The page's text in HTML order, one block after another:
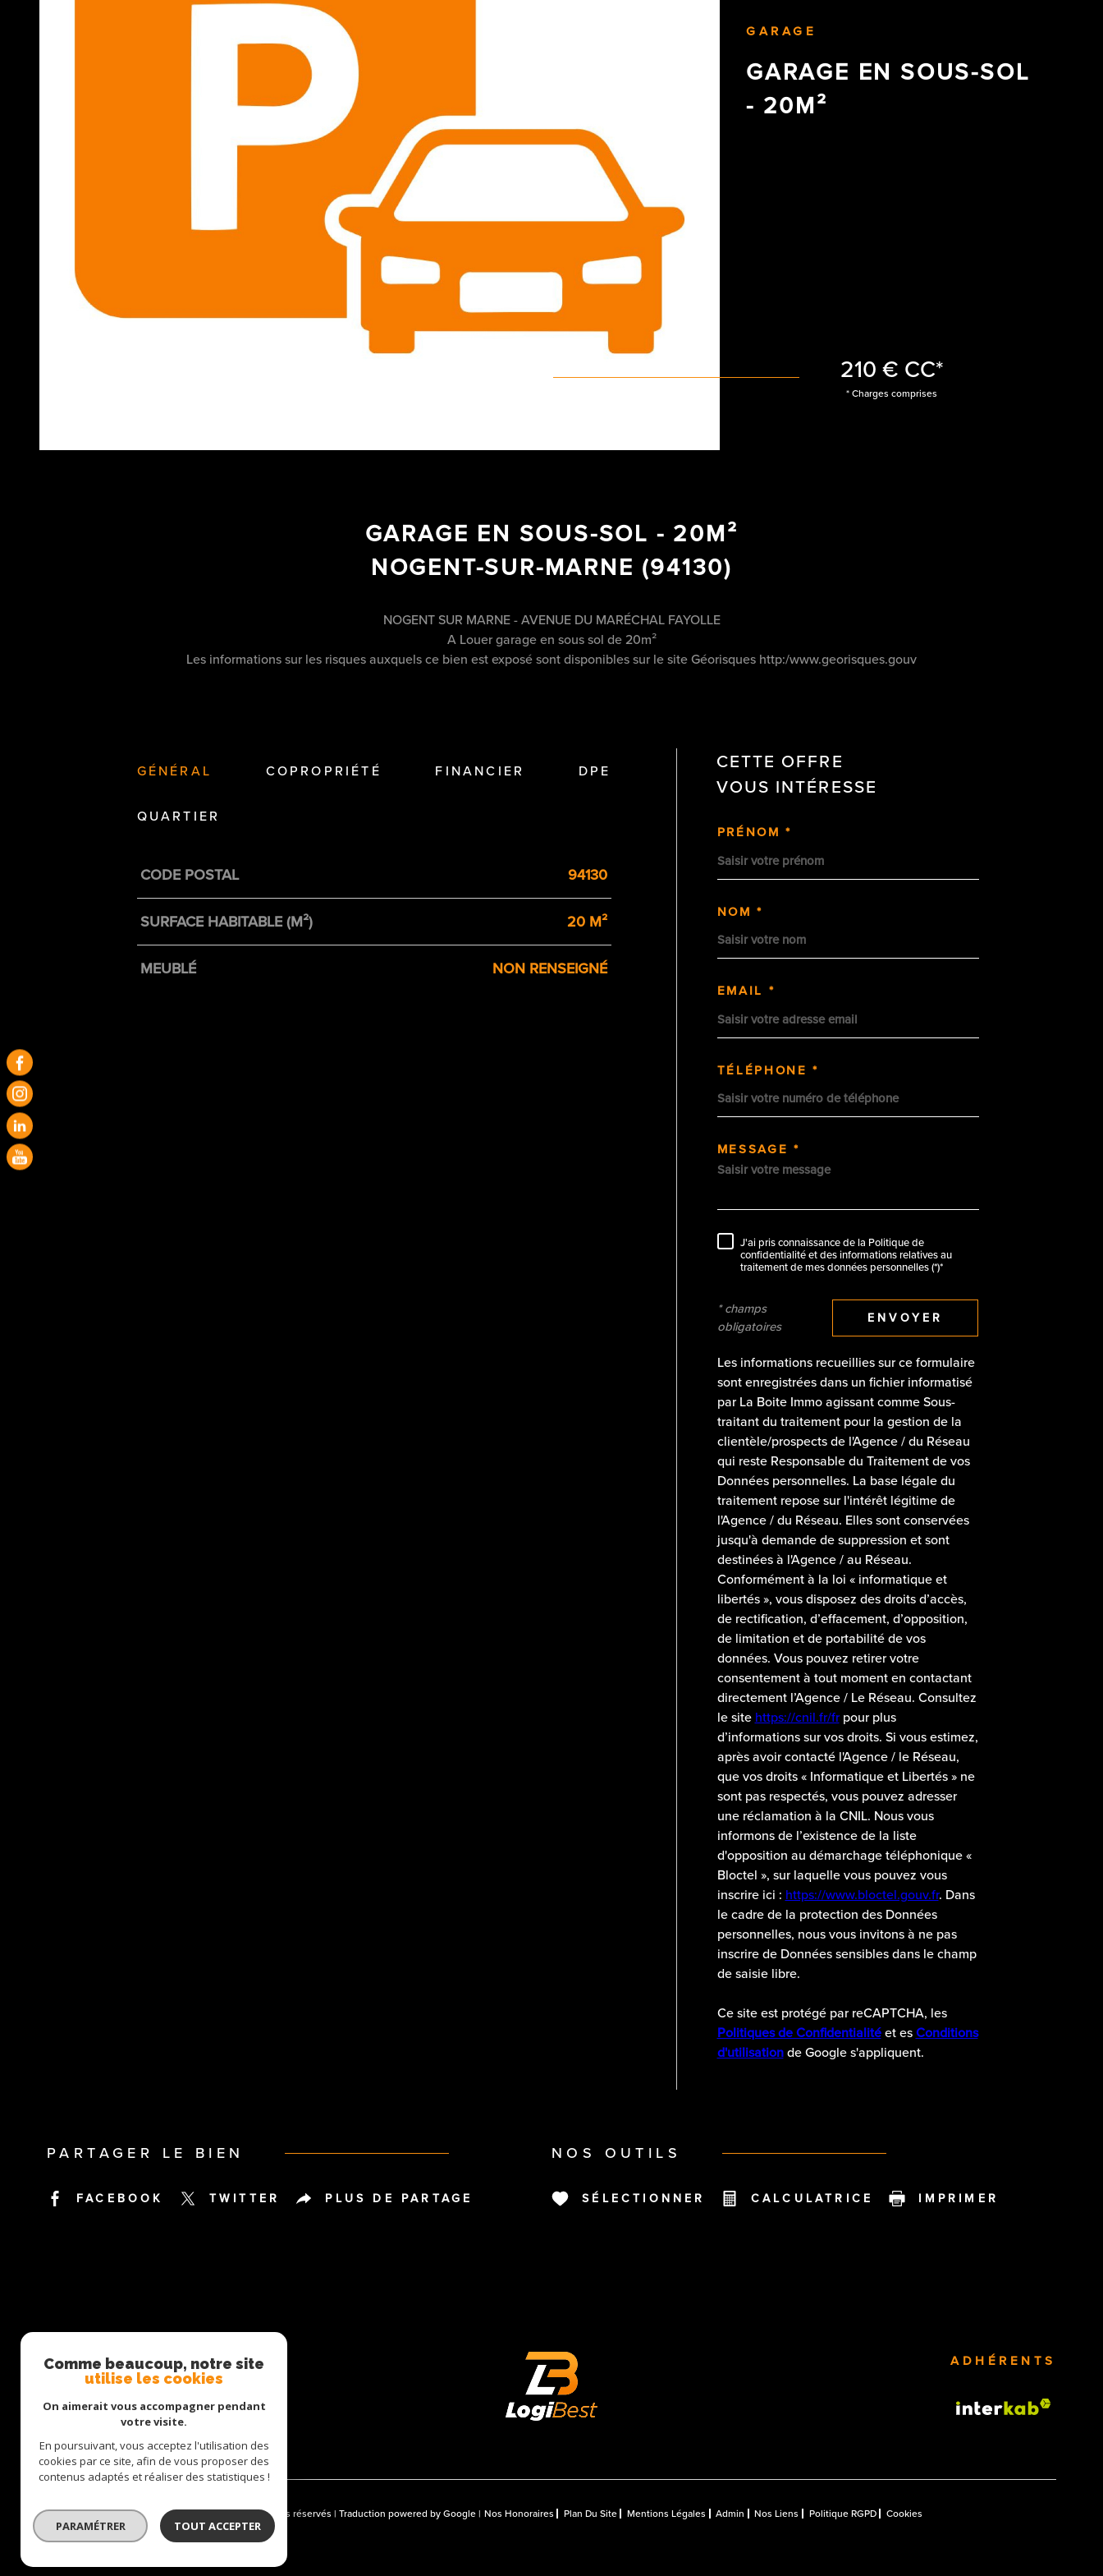
GARAGE
GARAGE EN SOUS-SOL
- 20M²
210 € CC*
* Charges comprises
GARAGE EN SOUS-SOL - 20M²
NOGENT-SUR-MARNE (94130)
NOGENT SUR MARNE - AVENUE DU MARÉCHAL FAYOLLE
A Louer garage en sous sol de 20m²
Les informations sur les risques auxquels ce bien est exposé sont disponibles sur le site Géorisques http:/www.georisques.gouv
GÉNÉRAL COPROPRIÉTÉ FINANCIER DPE
QUARTIER
Caractérisque Valeurs
CODE POSTAL 94130
SURFACE HABITABLE (M²) 20 M²
MEUBLÉ NON RENSEIGNÉ
CETTE OFFRE
VOUS INTÉRESSE
PRÉNOM *
NOM *
EMAIL *
TÉLÉPHONE *
MESSAGE *
J'ai pris connaissance de la Politique de
confidentialité et des informations relatives au
traitement de mes données personnelles (*)*
* champs
obligatoires
ENVOYER
Les informations recueillies sur ce formulaire
sont enregistrées dans un fichier informatisé
par La Boite Immo agissant comme Sous-
traitant du traitement pour la gestion de la
clientèle/prospects de l'Agence / du Réseau
qui reste Responsable du Traitement de vos
Données personnelles. La base légale du
traitement repose sur l'intérêt légitime de
l'Agence / du Réseau. Elles sont conservées
jusqu'à demande de suppression et sont
destinées à l'Agence / au Réseau.
Conformément à la loi « informatique et
libertés », vous disposez des droits d’accès,
de rectification, d’effacement, d’opposition,
de limitation et de portabilité de vos
données. Vous pouvez retirer votre
consentement à tout moment en contactant
directement l’Agence / Le Réseau. Consultez
le site https://cnil.fr/frpour plus
d’informations sur vos droits. Si vous estimez,
après avoir contacté l'Agence / le Réseau,
que vos droits « Informatique et Libertés » ne
sont pas respectés, vous pouvez adresser
une réclamation à la CNIL. Nous vous
informons de l’existence de la liste
d'opposition au démarchage téléphonique «
Bloctel », sur laquelle vous pouvez vous
inscrire ici : https://www.bloctel.gouv.fr. Dans
le cadre de la protection des Données
personnelles, nous vous invitons à ne pas
inscrire de Données sensibles dans le champ
de saisie libre.
Ce site est protégé par reCAPTCHA, les
Politiques de Confidentialitéet esConditions
d'utilisationde Google s'appliquent.
PARTAGER LE BIEN
FACEBOOK TWITTER PLUS DE PARTAGE
NOS OUTILS
SÉLECTIONNER CALCULATRICE IMPRIMER
SE CONNECTER
ESPACE PROPRIÉTAIRE
ADHÉRENTS
© 2026 | Tous droits réservés | Traduction powered by Google | Nos Honoraires Plan Du Site Mentions Légales Admin Nos Liens Politique RGPD Cookies
Comme beaucoup, notre site
utilise les cookies
On aimerait vous accompagner pendant
votre visite.
En poursuivant, vous acceptez l'utilisation des
cookies par ce site, afin de vous proposer des
contenus adaptés et réaliser des statistiques !
PARAMÉTRER TOUT ACCEPTER